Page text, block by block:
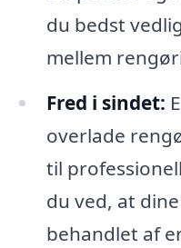
du bedst
mellem
Fred i sindet:
overlade
til
du ved, at
behandlet af